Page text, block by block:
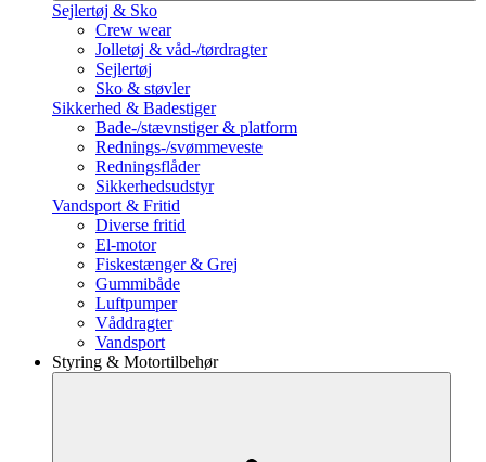
Sejlertøj & Sko
Crew wear
Jolletøj & våd-/tørdragter
Sejlertøj
Sko & støvler
Sikkerhed & Badestiger
Bade-/stævnstiger & platform
Rednings-/svømmeveste
Redningsflåder
Sikkerhedsudstyr
Vandsport & Fritid
Diverse fritid
El-motor
Fiskestænger & Grej
Gummibåde
Luftpumper
Våddragter
Vandsport
Styring & Motortilbehør